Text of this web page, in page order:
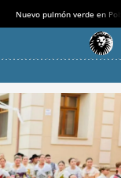
Nuevo pulmón verde en